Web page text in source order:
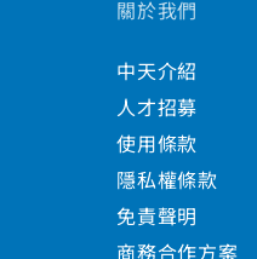
關於我們
中天介紹
人才招募
使用條款
隱私權條款
免責聲明
商務合作方案